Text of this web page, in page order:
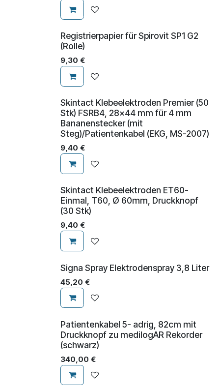
Registrierpapier für Spirovit SP1 G2
(Rolle)
9,30 €
Skintact Klebeelektroden Premier (50
Stk) FSRB4, 28x44 mm für 4 mm
Bananenstecker (mit
Steg)/Patientenkabel (EKG, MS-2007)
9,40 €
Skintact Klebeelektroden ET60-
Einmal, T60, Ø 60mm, Druckknopf
(30 Stk)
9,40 €
Signa Spray Elektrodenspray 3,8 Liter
45,20 €
Patientenkabel 5- adrig, 82cm mit
Druckknopf zu medilogAR Rekorder
(schwarz)
340,00 €